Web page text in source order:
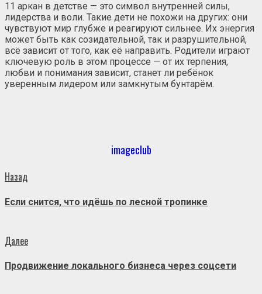
11 аркан в детстве — это символ внутренней силы,
лидерства и воли. Такие дети не похожи на других: они
чувствуют мир глубже и реагируют сильнее. Их энергия
может быть как созидательной, так и разрушительной,
всё зависит от того, как её направить. Родители играют
ключевую роль в этом процессе — от их терпения,
любви и понимания зависит, станет ли ребёнок
уверенным лидером или замкнутым бунтарём.
imageclub
Продолжить
чтение
НазадПредыдущая
Если снится, что идёшь по лесной тропинке
ДалееСледующая
Продвижение локального бизнеса через соцсети